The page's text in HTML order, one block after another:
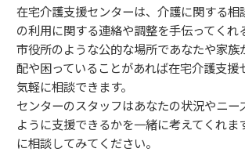
在宅介護支援センターは、介護に関する相
の利用に関する連絡や調整を手伝ってくれ
市役所のような公的な場所であなたや家族
配や困っていることがあれば在宅介護支援
気軽に相談できます。
センターのスタッフはあなたの状況やニー
ように支援できるかを一緒に考えてくれま
に相談してみてください。